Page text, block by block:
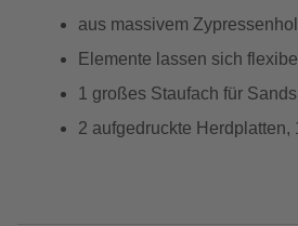
aus massivem
Elemente lassen sich
1 großes Staufach für
2 aufgedruckte